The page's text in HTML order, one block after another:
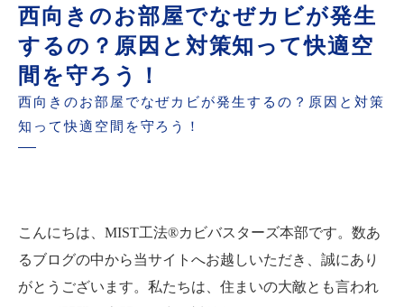
西向きのお部屋でなぜカビが発生
するの？原因と対策知って快適空
間を守ろう！
西向きのお部屋でなぜカビが発生するの？原因と対策
知って快適空間を守ろう！
こんにちは、MIST工法®カビバスターズ本部です。数あ
るブログの中から当サイトへお越しいただき、誠にあり
がとうございます。私たちは、住まいの大敵とも言われ